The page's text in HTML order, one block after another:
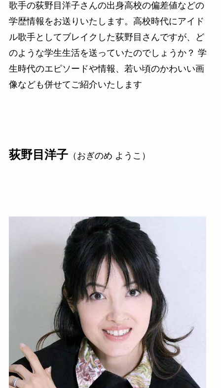
歌手の荻野目洋子さんの出身高校の偏差値などの
学歴情報をお送りいたします。高校時代にアイド
ル歌手としてブレイクした荻野目さんですが、ど
のような学生生活を送っていたのでしょうか？ 学
生時代のエピソードや情報、若い頃のかわいい画
像なども併せてご紹介いたします
荻野目洋子（おぎのめ ようこ）